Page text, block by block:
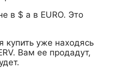
в $ а в EURO. Это
купить уже находясь
Вам ее продадут,